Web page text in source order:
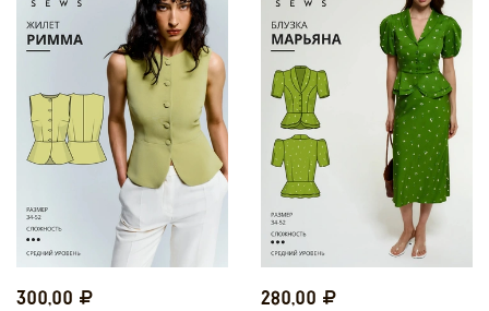
300,00 280,00